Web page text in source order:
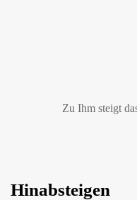
Zu Ihm steigt
Hinabsteigen